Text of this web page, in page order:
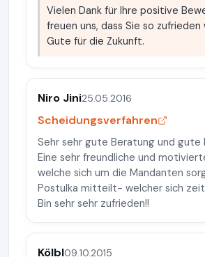
Vielen Dank für Ihre positive
freuen uns, dass Sie so zufrieden
Gute für die Zukunft.
Niro Jini25.05.2016
Scheidungsverfahren
Sehr sehr gute Beratung und gute
Eine sehr freundliche und
welche sich um die Mandanten
Postulka mitteilt- welcher sich
Bin sehr sehr zufrieden!!
Kölbl09.10.2015